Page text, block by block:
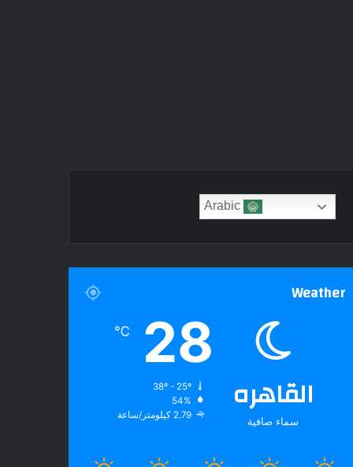
Arabic
Weather
القاهره
سماء صافية
28
℃
54%
2.79 كيلومتر/ساعة